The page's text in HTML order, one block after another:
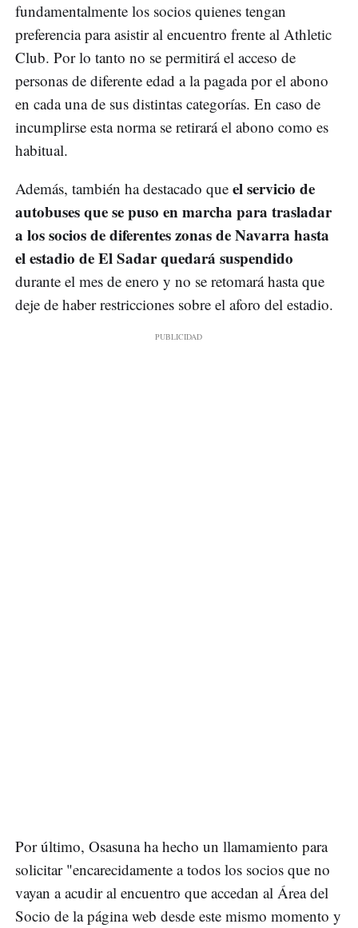
fundamentalmente los socios quienes tengan
preferencia para asistir al encuentro frente al Athletic
Club. Por lo tanto no se permitirá el acceso de
personas de diferente edad a la pagada por el abono
en cada una de sus distintas categorías. En caso de
incumplirse esta norma se retirará el abono como es
habitual.
Además, también ha destacado que el servicio de
autobuses que se puso en marcha para trasladar
a los socios de diferentes zonas de Navarra hasta
el estadio de El Sadar quedará suspendido
durante el mes de enero y no se retomará hasta que
deje de haber restricciones sobre el aforo del estadio.
Por último, Osasuna ha hecho un llamamiento para
solicitar "encarecidamente a todos los socios que no
vayan a acudir al encuentro que accedan al Área del
Socio de la página web desde este mismo momento y